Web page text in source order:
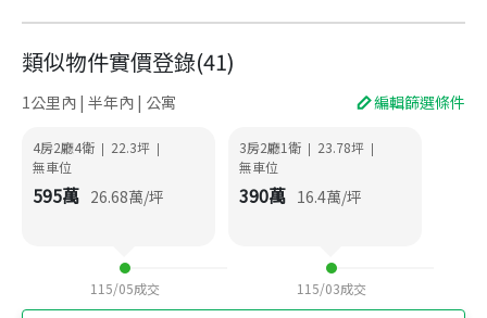
類似物件實價登錄(41)
1公里內 | 半年內 | 公寓 編輯篩選條件
4房2廳4衛 | 22.3坪 |
無車位
595萬 26.68萬/坪
115/05成交
3房2廳1衛 | 23.78坪 |
無車位
390萬 16.4萬/坪
115/03成交